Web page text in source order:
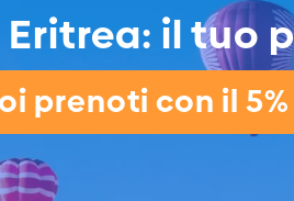
Eritrea: il tuo
prenoti con il